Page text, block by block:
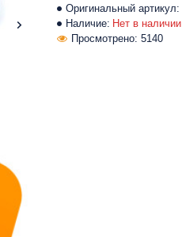
Наличие: Нет в наличии
Оригинальный артикул:
Просмотрено: 5140